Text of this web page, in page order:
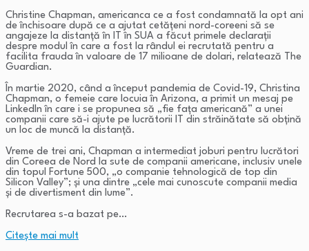
Christine Chapman, americanca ce a fost condamnată la opt ani
de închisoare după ce a ajutat cetățeni nord-coreeni să se
angajeze la distanță în IT în SUA a făcut primele declarații
despre modul în care a fost la rândul ei recrutată pentru a
facilita frauda în valoare de 17 milioane de dolari, relatează The
Guardian.
În martie 2020, când a început pandemia de Covid-19, Christina
Chapman, o femeie care locuia în Arizona, a primit un mesaj pe
LinkedIn în care i se propunea să „fie fața americană” a unei
companii care să-i ajute pe lucrătorii IT din străinătate să obțină
un loc de muncă la distanță.
Vreme de trei ani, Chapman a intermediat joburi pentru lucrători
din Coreea de Nord la sute de companii americane, inclusiv unele
din topul Fortune 500, „o companie tehnologică de top din
Silicon Valley”; și una dintre „cele mai cunoscute companii media
și de divertisment din lume”.
Recrutarea s-a bazat pe…
Citeşte mai mult